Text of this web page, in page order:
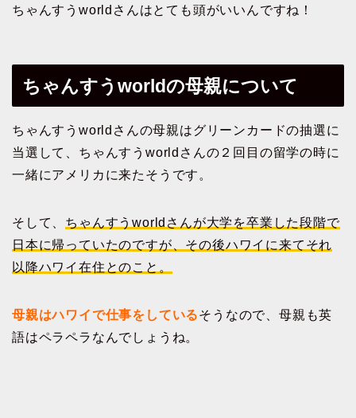
ちゃんすうworldさんはとても頭がいいんですね！
ちゃんすうworldの母親について
ちゃんすうworldさんの母親はグリーンカードの抽選に
当選して、ちゃんすうworldさんの２回目の留学の時に
一緒にアメリカに来たそうです。
そして、 ちゃんすうworldさんが大学を卒業した段階で
日本に帰っていたのですが、その後ハワイに来てそれ
以降ハワイ在住とのこと。
母親はハワイで仕事をしているそうなので、母親も英
語はペラペラなんでしょうね。